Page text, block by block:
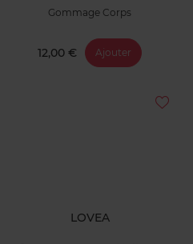
Gommage Corps
12,00 € Ajouter
LOVEA